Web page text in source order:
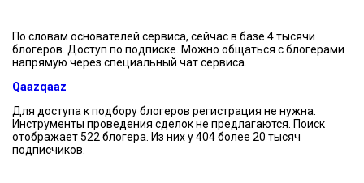
По словам основателей сервиса, сейчас в базе 4 тысячи
блогеров. Доступ по подписке. Можно общаться с блогерами
напрямую через специальный чат сервиса.
Qaazqaaz
Для доступа к подбору блогеров регистрация не нужна.
Инструменты проведения сделок не предлагаются. Поиск
отображает 522 блогера. Из них у 404 более 20 тысяч
подписчиков.